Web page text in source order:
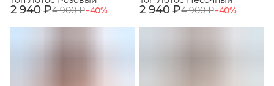
2 940 ₽4 900 ₽−40% 2 940 ₽4 900 ₽−40%